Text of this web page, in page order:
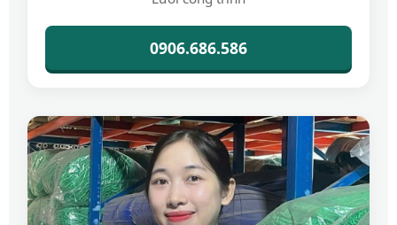
0906.686.586